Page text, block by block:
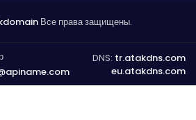
Все права защищены.
DNS: tr.atakdns.com
eu.atakdns.com